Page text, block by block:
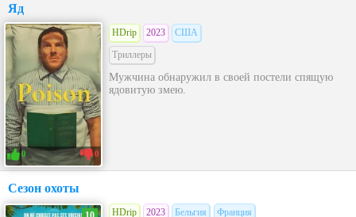
Яд
0 0
HDrip 2023
США
Триллеры
Мужчина обнаружил в своей постели спящую
ядовитую змею.
Сезон охоты
HDrip 2023 Бельгия Франция